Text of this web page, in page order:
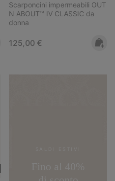
Scarponcini impermeabili OUT
N ABOUT™ IV CLASSIC da
donna
Regular price:
125,00 €